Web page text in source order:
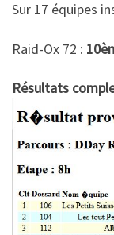
Sur 17 équipes
Raid-Ox 72 :
Résultats